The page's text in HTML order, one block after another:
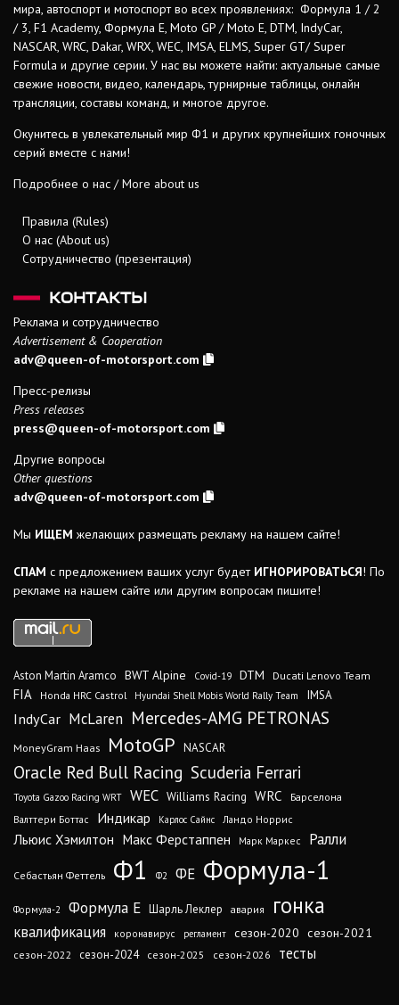
мира, автоспорт и мотоспорт во всех проявлениях: Формула 1 / 2
/ 3, F1 Academy, Формула Е, Moto GP / Moto E, DTM, IndyCar,
NASCAR, WRC, Dakar, WRX, WEC, IMSA, ELMS, Super GT/ Super
Formula и другие серии. У нас вы можете найти: актуальные самые
свежие новости, видео, календарь, турнирные таблицы, онлайн
трансляции, составы команд, и многое другое.
Окунитесь в увлекательный мир Ф1 и других крупнейших гоночных
серий вместе с нами!
Подробнее о нас / More about us
Правила (Rules)
О нас (About us)
Сотрудничество (презентация)
КОНТАКТЫ
Реклама и сотрудничество
Advertisement & Cooperation
adv@queen-of-motorsport.com
Пресс-релизы
Press releases
press@queen-of-motorsport.com
Другие вопросы
Other questions
adv@queen-of-motorsport.com
Мы ИЩЕМ желающих размещать рекламу на нашем сайте!
СПАМ с предложением ваших услуг будет ИГНОРИРОВАТЬСЯ! По
рекламе на нашем сайте или другим вопросам пишите!
Aston Martin Aramco BWT Alpine Covid-19 DTM Ducati Lenovo Team
FIA Honda HRC Castrol Hyundai Shell Mobis World Rally Team IMSA
IndyCar McLaren Mercedes-AMG PETRONAS
MoneyGram Haas MotoGP NASCAR
Oracle Red Bull Racing Scuderia Ferrari
Toyota Gazoo Racing WRT WEC Williams Racing WRC
Барселона
Валттери Боттас
Индикар Карлос Сайнс Ландо Норрис
Льюис Хэмилтон Макс Ферстаппен Марк Маркес Ралли
Себастьян Феттель Ф1 Ф2 ФЕ Формула-1
Формула-2 Формула Е Шарль Леклер авария гонка
квалификация коронавирус регламент сезон-2020 сезон-2021
сезон-2022 сезон-2024 сезон-2025 сезон-2026 тесты